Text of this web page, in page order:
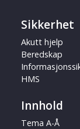
Sikkerhet
Akutt hjelp
Beredskap
HMS
Innhold
Tema A-Å